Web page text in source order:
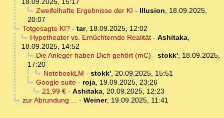
18.09.2025, 15:17
Zweifelhafte Ergebnisse der KI - Illusion, 18.09.2025,
20:07
Totgesagte KI?- tar, 18.09.2025, 12:02
Hypetheater vs. Ernüchternde Realität- Ashitaka,
18.09.2025, 14:52
Die Anleger haben Dich gehört (mC) - stokk', 18.09.2025,
17:20
NotebookLM - stokk', 20.09.2025, 15:51
Google suite- roja, 19.09.2025, 23:26
21,99 €- Ashitaka, 20.09.2025, 12:23
zur Abrundung ... - Weiner, 19.09.2025, 11:41